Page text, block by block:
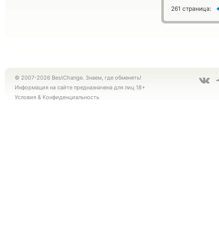
261 страница:
© 2007-2026 BestChange. Знаем, где обменять!
Информация на сайте предназначена для лиц 18+
Условия & Конфиденциальность